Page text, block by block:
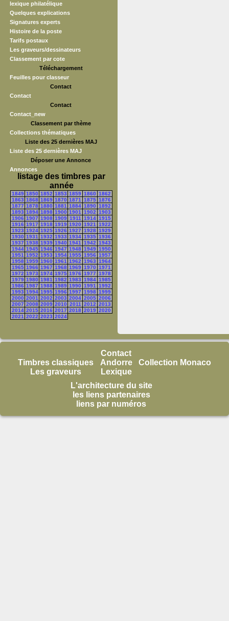
lexique philatélique
Quelques explications
Signatures experts
Histoire de la poste
Tarifs postaux
Les graveurs/dessinateurs
Classement par cote
Téléchargement
Feuilles pour classeur
Contact
Contact
Contact
Contact_new
Classement par thème
Collections thématiques
Liste des 25 dernières MAJ
Liste des 25 dernières MAJ
Déposer une Annonce
Annonces
listage des timbres par
année
1849 1850 1852 1853 1859 1860 1862
1863 1868 1869 1870 1871 1875 1876
1877 1878 1880 1881 1884 1890 1892
1893 1894 1898 1900 1901 1902 1903
1906 1907 1908 1909 1911 1914 1915
1916 1917 1918 1919 1920 1921 1922
1923 1924 1925 1926 1927 1928 1929
1930 1931 1932 1933 1934 1935 1936
1937 1938 1939 1940 1941 1942 1943
1944 1945 1946 1947 1948 1949 1950
1951 1952 1953 1954 1955 1956 1957
1958 1959 1960 1961 1962 1963 1964
1965 1966 1967 1968 1969 1970 1971
1972 1973 1974 1975 1976 1977 1978
1979 1980 1981 1982 1983 1984 1985
1986 1987 1988 1989 1990 1991 1992
1993 1994 1995 1996 1997 1998 1999
2000 2001 2002 2003 2004 2005 2006
2007 2008 2009 2010 2011 2012 2013
2014 2015 2016 2017 2018 2019 2020
2021 2022 2023 2024
Timbres classiques
Les graveurs
Contact
Andorre
Lexique
Collection Monaco
L'architecture du site
les liens partenaires
liens par numéros